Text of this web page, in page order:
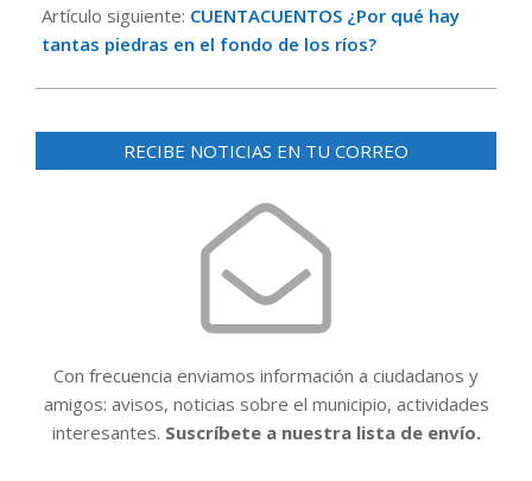
23
Artículo siguiente: CUENTACUENTOS ¿Por qué hay
tantas piedras en el fondo de los ríos?
RECIBE NOTICIAS EN TU CORREO
Con frecuencia enviamos información a ciudadanos y
amigos: avisos, noticias sobre el municipio, actividades
interesantes. Suscríbete a nuestra lista de envío.